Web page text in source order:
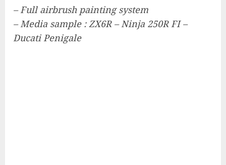
– Full airbrush painting system
– Media sample : ZX6R – Ninja 250R FI –
Ducati Penigale